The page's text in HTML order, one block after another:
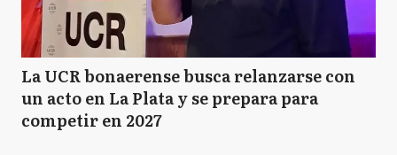
La UCR bonaerense busca relanzarse con
un acto en La Plata y se prepara para
competir en 2027